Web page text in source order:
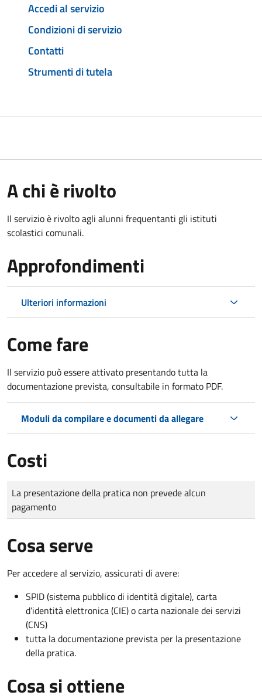
Accedi al servizio
Condizioni di servizio
Contatti
Strumenti di tutela
A chi è rivolto
Il servizio è rivolto agli alunni frequentanti gli istituti
scolastici comunali.
Approfondimenti
Ulteriori informazioni
Come fare
Il servizio può essere attivato presentando tutta la
documentazione prevista, consultabile in formato PDF.
Moduli da compilare e documenti da allegare
Costi
Tipo di pagamento
Importo
La presentazione della pratica non prevede alcun
pagamento
Cosa serve
Per accedere al servizio, assicurati di avere:
SPID (sistema pubblico di identità digitale), carta
d’identità elettronica (CIE) o carta nazionale dei servizi
(CNS)
tutta la documentazione prevista per la presentazione
della pratica.
Cosa si ottiene